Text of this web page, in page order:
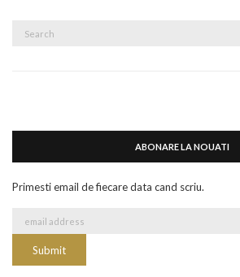
ABONARE LA NOUATI
Primesti email de fiecare data cand scriu.